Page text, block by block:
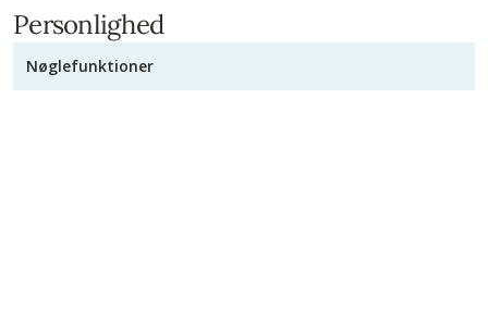
Personlighed
Nøglefunktioner